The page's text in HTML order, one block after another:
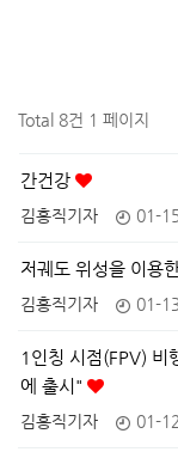
Total 8건 1 페이지
간건강
김홍직기자 01-
저궤도 위성을 이용
김홍직기자 01-
1인칭 시점(FPV)
에 출시"
김홍직기자 01-12